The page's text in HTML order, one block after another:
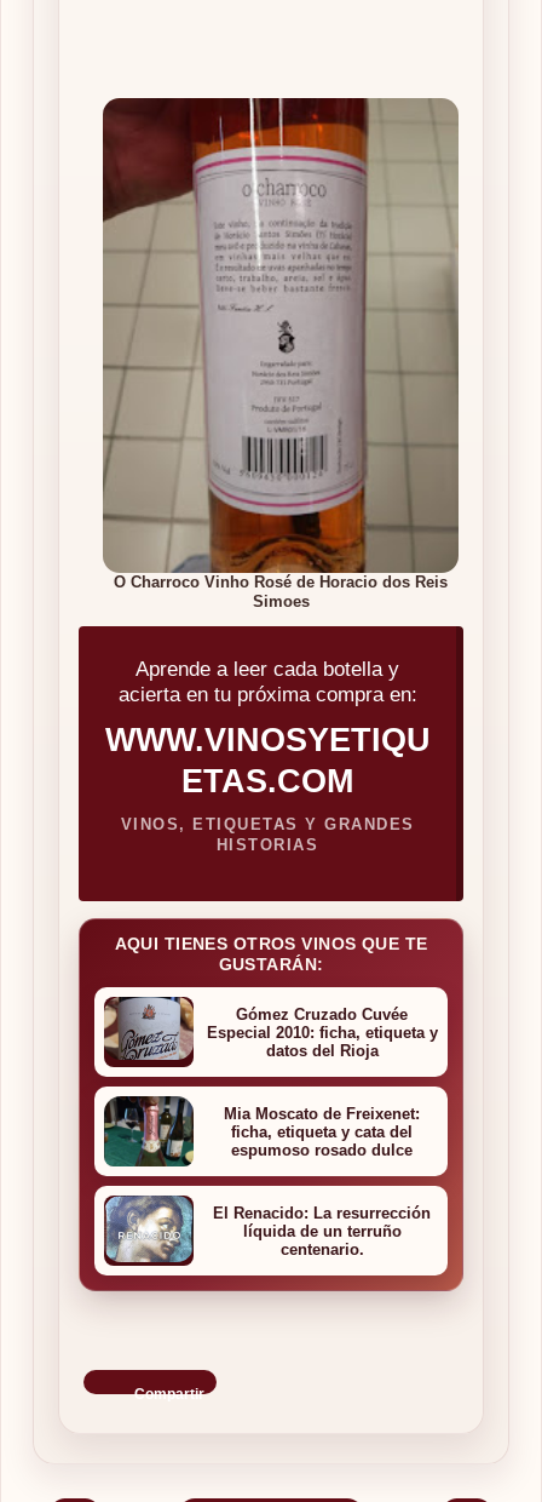
O Charroco Vinho Rosé de Horacio dos Reis
Simoes
Aprende a leer cada botella y
acierta en tu próxima compra en:
WWW.VINOSYETIQU
ETAS.COM
VINOS, ETIQUETAS Y GRANDES
HISTORIAS
AQUI TIENES OTROS VINOS QUE TE
GUSTARÁN:
Gómez Cruzado Cuvée
Especial 2010: ficha, etiqueta y
datos del Rioja
Mia Moscato de Freixenet:
ficha, etiqueta y cata del
espumoso rosado dulce
El Renacido: La resurrección
líquida de un terruño
centenario.
Compartir